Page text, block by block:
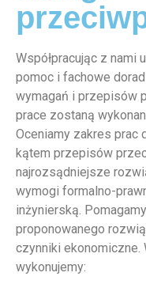
Współpracując z nami
pomoc i fachowe
wymagań i przepisów
prace zostaną
Oceniamy zakres prac
kątem przepisów
najrozsądniejsze
wymogi formalno-
inżynierską.
proponowanego
czynniki ekonomiczne.
wykonujemy: